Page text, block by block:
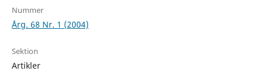
Nummer
Årg. 68 Nr. 1 (2004)
Sektion
Artikler